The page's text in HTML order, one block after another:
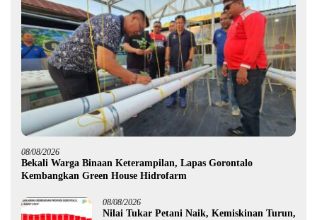
08/08/2026
Bekali Warga Binaan Keterampilan, Lapas Gorontalo
Kembangkan Green House Hidrofarm
08/08/2026
Nilai Tukar Petani Naik, Kemiskinan Turun,